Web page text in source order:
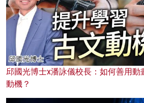
邱國光博士x潘詠儀校長：如何善用動
動機？